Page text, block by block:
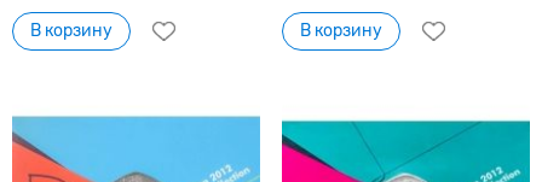
В корзину В корзину